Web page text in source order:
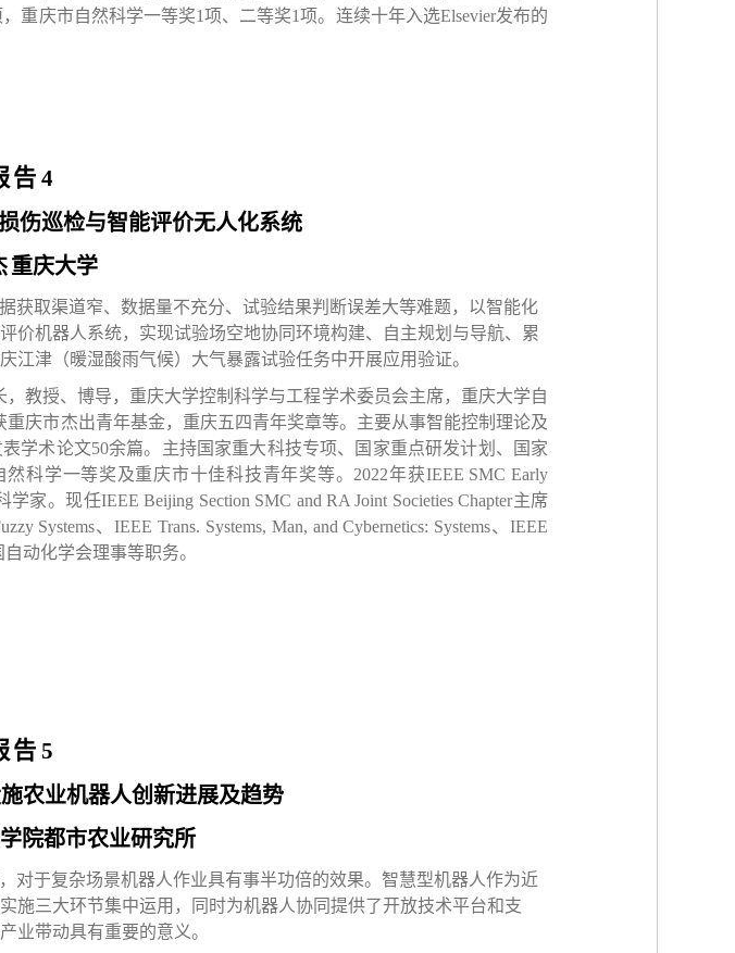
，重庆市自然科学一等奖1项、二等奖1项。连续十年入选Elsevier发布的
告4
伤巡检与智能评价无人化系统
重庆大学
获取渠道窄、数据量不充分、试验结果判断误差大等难题，以智能化
价机器人系统，实现试验场空地协同环境构建、自主规划与导航、累
津（暖湿酸雨气候）大气暴露试验任务中开展应用验证。
教授、博导，重庆大学控制科学与工程学术委员会主席，重庆大学自
庆市杰出青年基金，重庆五四青年奖章等。主要从事智能控制理论及
学术论文50余篇。主持国家重大科技专项、国家重点研发计划、国家
然科学一等奖及重庆市十佳科技青年奖等。 2022年获IEEE SMC Early
学家。现任IEEE Beijing Section SMC and RA Joint Societies Chapter主席
Systems、IEEE Trans. Systems, Man, and Cybernetics: Systems、IEEE
动化学会理事等职务。
告5
农业机器人创新进展及趋势
院都市农业研究所
对于复杂场景机器人作业具有事半功倍的效果。智慧型机器人作为近
施三大环节集中运用，同时为机器人协同提供了开放技术平台和支
业带动具有重要的意义。